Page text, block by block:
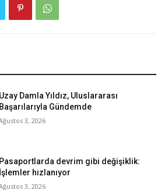
Uzay Damla Yıldız, Uluslararası
Başarılarıyla Gündemde
3, 2026
Pasaportlarda devrim gibi değişiklik:
İşlemler hızlanıyor
3, 2026